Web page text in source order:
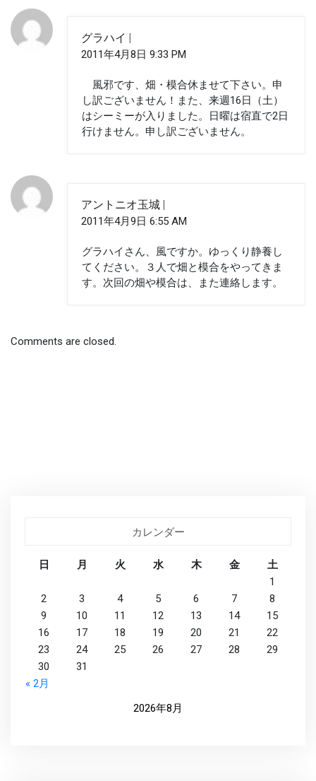
グラハイ
2011年4月8日 9:33 PM
風邪です、畑・模合休ませて下さい。申
し訳ございません！また、来週16日（土）
はシーミーが入りました。日曜は宿直で2日
行けません。申し訳ございません。
アントニオ玉城
2011年4月9日 6:55 AM
グラハイさん、風ですか。ゆっくり静養し
てください。３人で畑と模合をやってきま
す。次回の畑や模合は、また連絡します。
Comments are closed.
カレンダー
2026年8月
日 月 火 水 木 金 土
« 2月
1
2
3 4 5 6 7
8
9
10 11 12 13 14
15
16
17 18 19 20 21
22
23
24 25 26 27 28
29
30
31